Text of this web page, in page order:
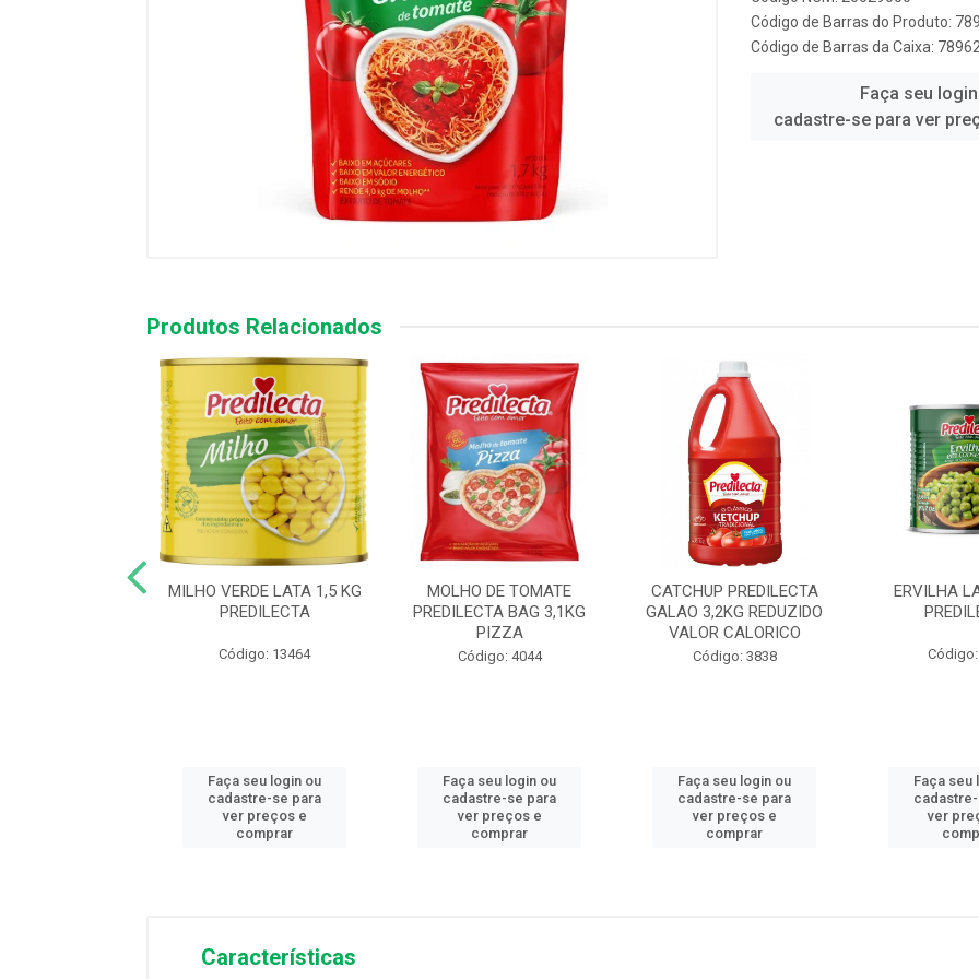
Código de Barras do Produto:
Código de Barras da Caixa:
Faça seu
cadastre-se para ver
Produtos Relacionados
MILHO VERDE LATA 1,5 KG
PREDILECTA
Código: 13464
Faça seu login ou
cadastre-se para
ver preços e
comprar
MOLHO DE TOMATE
PREDILECTA BAG 3,1KG
PIZZA
Código: 4044
Faça seu login ou
cadastre-se para
ver preços e
comprar
CATCHUP PREDILECTA
GALAO 3,2KG REDUZIDO
VALOR CALORICO
Código: 3838
Faça seu login ou
cadastre-se para
ver preços e
comprar
ERVILHA
Faça seu
ver
Características